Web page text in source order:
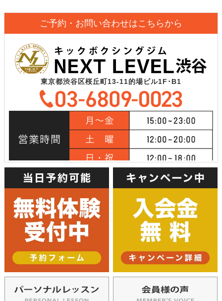
ご予約・お問い合わせはこちらから
東京都渋谷区桜丘町13-11的場ビル1F･B1